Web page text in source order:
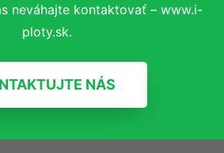
neváhajte kontaktovať – www.i-
ploty.sk.
NÁS